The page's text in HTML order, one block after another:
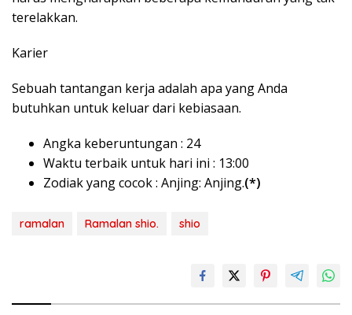
terelakkan.
Karier
Sebuah tantangan kerja adalah apa yang Anda
butuhkan untuk keluar dari kebiasaan.
Angka keberuntungan : 24
Waktu terbaik untuk hari ini : 13:00
Zodiak yang cocok : Anjing: Anjing.(*)
ramalan Ramalan shio. shio